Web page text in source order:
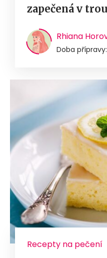
zapečená v
Rhiana
Doba
Recepty na pečení